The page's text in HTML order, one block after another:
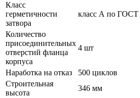
Класс
герметичности
затвора
класс А по ГОСТ
Количество
присоединительных
отверстий фланца
корпуса
4 шт
Наработка на отказ
500 циклов
Строительная
высота
346 мм